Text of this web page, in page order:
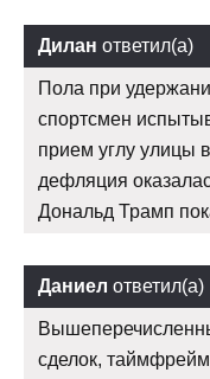
Дилан ответил(а)
Пола при
спортсмен
прием углу улицы
дефляция
Дональд Трамп
Даниел ответил(а)
сделок,